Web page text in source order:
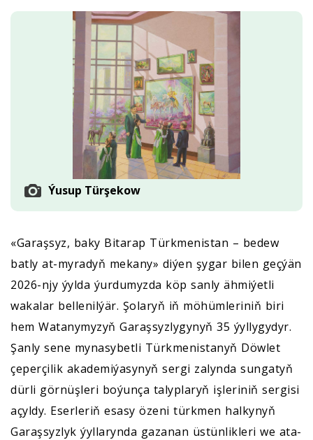
Ýusup Türşekow
«Garaşsyz, baky Bitarap Türkmenistan – bedew
batly at-myradyň mekany» diýen şygar bilen geçýän
2026-njy ýylda ýurdumyzda köp sanly ähmiýetli
wakalar bellenilýär. Şolaryň iň möhümleriniň biri
hem Watanymyzyň Garaşsyzlygynyň 35 ýyllygydyr.
Şanly sene mynasybetli Türkmenistanyň Döwlet
çeperçilik akademiýasynyň sergi zalynda sungatyň
dürli görnüşleri boýunça talyplaryň işleriniň sergisi
açyldy. Eserleriň esasy özeni türkmen halkynyň
Garaşsyzlyk ýyllarynda gazanan üstünlikleri we ata-